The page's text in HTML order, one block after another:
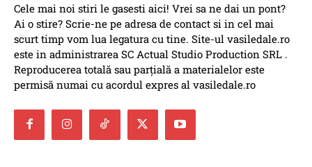
Cele mai noi stiri le gasesti aici! Vrei sa ne dai un pont?
Ai o stire? Scrie-ne pe adresa de contact si in cel mai
scurt timp vom lua legatura cu tine. Site-ul vasiledale.ro
este in administrarea SC Actual Studio Production SRL .
Reproducerea totală sau parțială a materialelor este
permisă numai cu acordul expres al vasiledale.ro